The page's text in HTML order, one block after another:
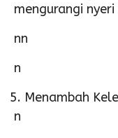
mengurangi
nn
n
Menambah
n